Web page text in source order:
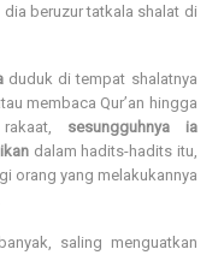
beruzur tatkala shalat di
duduk di tempat shalatnya
membaca Qur’an hingga
sesungguhnya ia
dalam hadits-hadits itu,
orang yang melakukannya
saling menguatkan